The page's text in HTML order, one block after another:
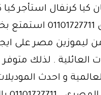
ليموزين مصر على
العائلية . لذلك متوفر
و احدث